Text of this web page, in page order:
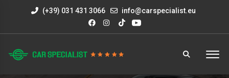
(+39) 031 431 3066 info@carspecialist.eu